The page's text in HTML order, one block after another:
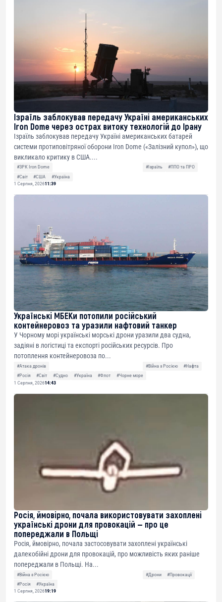
Ізраїль заблокував передачу Україні американських
Iron Dome через острах витоку технологій до Ірану
Ізраїль заблокував передачу Україні американських батарей
системи протиповітряної оборони Iron Dome («Залізний купол»), що
викликало критику в США....
#ЗРК Iron Dome #Ізраїль
#ППО та ПРО
#Світ
#США
#Україна
1 Серпня, 202611:39
Українські МБЕКи потопили російський
контейнеровоз та уразили нафтовий танкер
У Чорному морі українські морські дрони уразили два судна,
задіяні в логістиці та експорті російських ресурсів. Про
потоплення контейнеровоза по...
#Атака дронів #Війна з Росією
#Нафта
#Росія
#Світ #Судно #Україна #Флот
#Чорне море
1 Серпня, 202614:43
Росія, ймовірно, почала використовувати захоплені
українські дрони для провокацій — про це
попереджали в Польщі
Росія, ймовірно, почала застосовувати захоплені українські
далекобійні дрони для провокацій, про можливість яких раніше
попереджали в Польщі. На...
#Війна з Росією #Дрони
#Провокації
#Росія
#Україна
1 Серпня, 202619:19